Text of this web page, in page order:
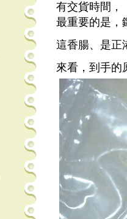
有交貨時間，
最重要的是，
這香腸、是正
來看，到手的